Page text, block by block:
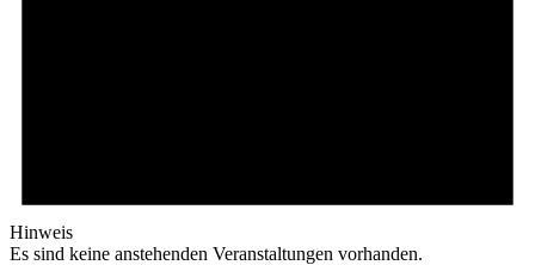
Hinweis
Es sind keine anstehenden Veranstaltungen vorhanden.